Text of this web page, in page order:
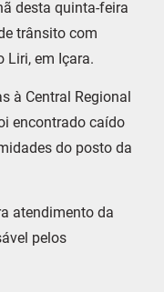
desta quinta-feira
trânsito com
Liri, em Içara.
à Central Regional
encontrado caído
do posto da
atendimento da
pelos